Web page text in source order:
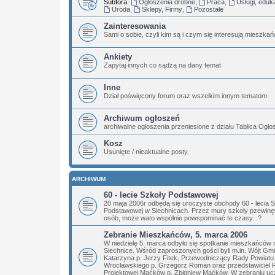
Subfora: Ogłoszenia drobne, Praca, Usługi,
Uroda, Sklepy, Firmy, Pozostałe
Zainteresowania
Sami o sobie, czyli kim są i czym się interesują
Ankiety
Zapytaj innych co sądzą na dany temat
Inne
Dział poświęcony forum oraz wszelkim innym tematom.
Archiwum ogłoszeń
archiwalne ogłoszenia przeniesione z działu Tablica
Kosz
Usunięte / nieaktualne posty.
ARCHIWUM
60 - lecie Szkoły Podstawowej
20 maja 2006r odbędą się uroczyste obchody 60 - lecia
Podstawowej w Siechnicach. Przez mury szkoły
osób, może wato wspólnie powspominać te czasy...?
Zebranie Mieszkańców, 5. marca 2006
W niedzielę 5. marca odbyło się spotkanie mieszkańców
Siechnice. Wśród zaproszonych gości byli m.in. Wójt
Katarzyna p. Jerzy Fitek, Przewodniczący Rady Powiatu
Wrocławskiego p. Grzegorz Roman oraz przedstawiciel
Projektowej Maćków p. Zbigniew Maćków. W zebraniu